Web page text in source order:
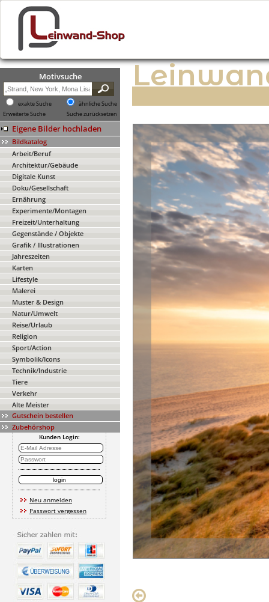
Motivsuche
exakte Suche
ähnliche Suche
Erweiterte Suche
Suche zurücksetzen
Eigene Bilder hochladen
Bildkatalog
Arbeit/Beruf
Architektur/Gebäude
Digitale Kunst
Doku/Gesellschaft
Ernährung
Experimente/Montagen
Freizeit/Unterhaltung
Gegenstände / Objekte
Grafik / Illustrationen
Jahreszeiten
Karten
Lifestyle
Malerei
Muster & Design
Natur/Umwelt
Reise/Urlaub
Religion
Sport/Action
Symbolik/Icons
Technik/Industrie
Tiere
Verkehr
Alte Meister
Gutschein bestellen
Zubehörshop
Kunden Login:
Neu anmelden
Passwort vergessen